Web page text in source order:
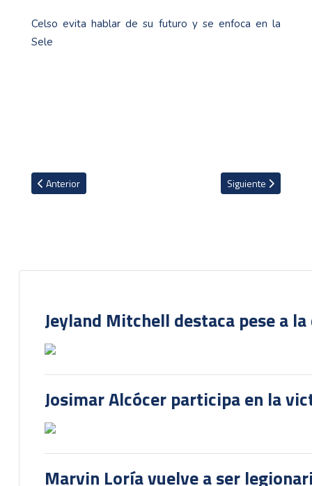
Celso evita hablar de su futuro y se enfoca en la
Sele
Artículo anterior: VIDEO: Gol de Julio Cascante no alcanzó y Austin
Anterior Artículo siguiente:
Siguiente
Jeyland Mitchell destaca pese a
Josimar Alcócer participa en la
Marvin Loría vuelve a ser